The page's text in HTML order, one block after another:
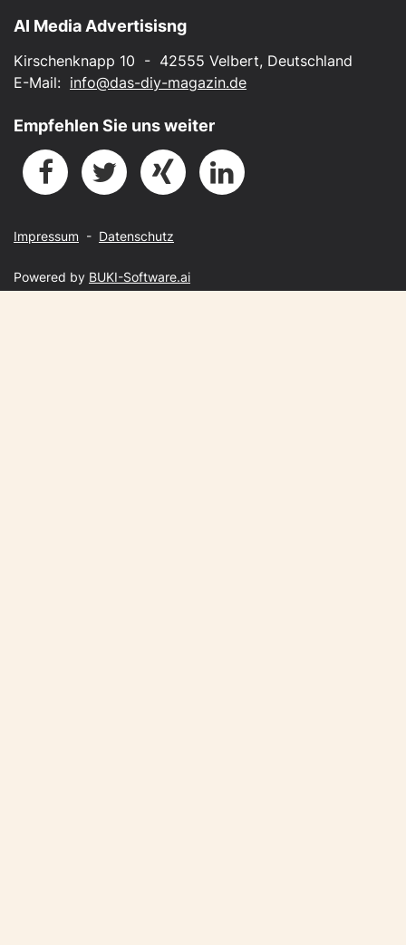
AI Media Advertisisng
Kirschenknapp 10 - 42555 Velbert, Deutschland
E-Mail: info@das-diy-magazin.de
Empfehlen Sie uns weiter
Impressum - Datenschutz
Powered by BUKI-Software.ai